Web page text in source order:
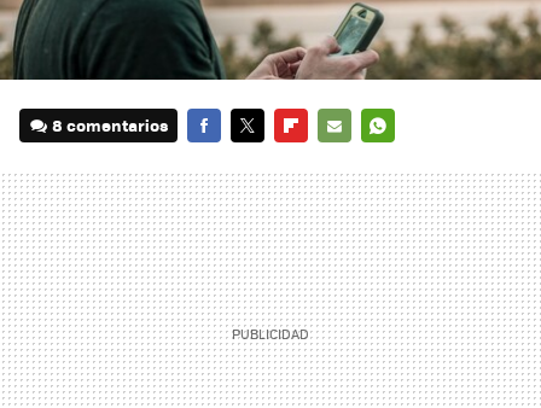
8 comentarios
MAIL